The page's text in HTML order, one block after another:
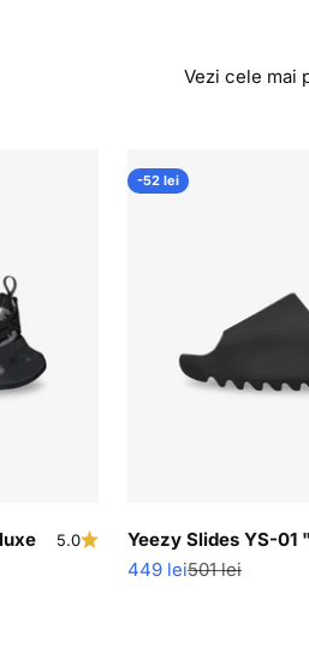
Vezi cele mai
5.0
-52 lei
Yeezy Slides YS-01
Pret redus
449 leiPret normal
501 lei